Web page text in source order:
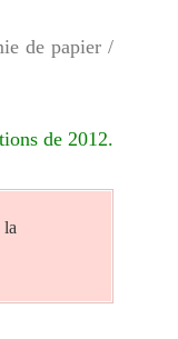
de papier /
de 2012.
la